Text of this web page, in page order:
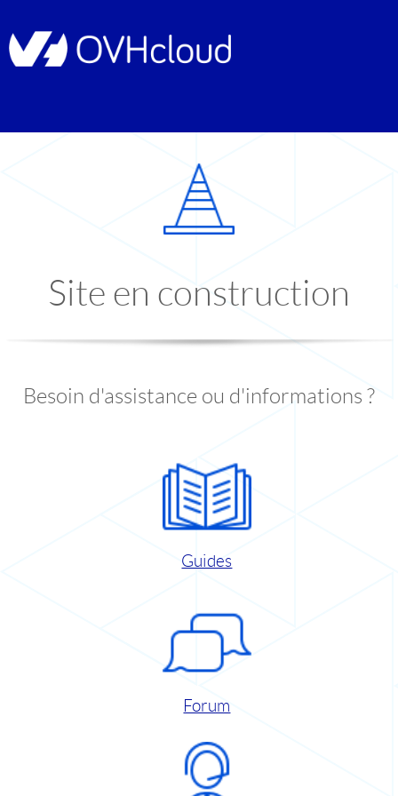
Site en construction
Besoin d'assistance ou d'informations ?
Guides
Forum